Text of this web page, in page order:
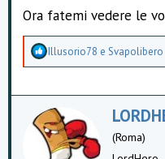
Ora fatemi vedere le
A
z
z
a
m
Illusorio78 e Svapolibero
W
r
i
t
(Roma)